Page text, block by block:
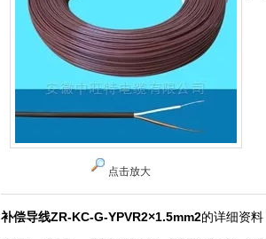
点击放大
补偿导线ZR-KC-G-YPVR2×1.5mm2的详细资料